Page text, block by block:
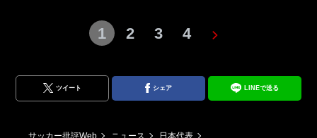
1 2 3 4
ツイート シェア LINEで送る
サッカー批評Web ニュース
日本代表